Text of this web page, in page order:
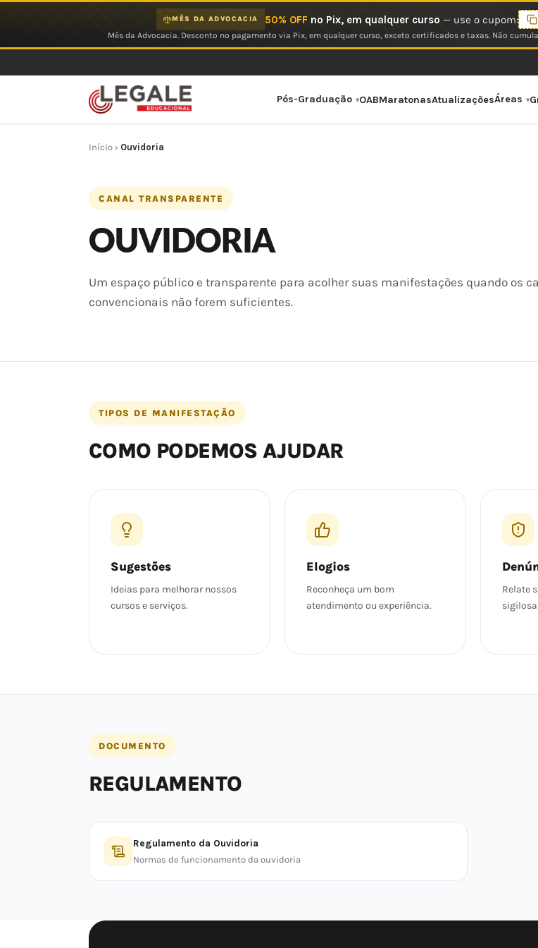
MÊS DA ADVOCACIA 50% OFF no Pix, em qualquer curso — use o cupom:
Mês da Advocacia. Desconto no pagamento via Pix, em qualquer curso, exceto certificados e taxas. Não
Pós-Graduação OABMaratonasAtualizaçõesÁreas
Início › Ouvidoria
CANAL TRANSPARENTE
OUVIDORIA
Um espaço público e transparente para acolher suas manifestações quando os
convencionais não forem suficientes.
TIPOS DE MANIFESTAÇÃO
COMO PODEMOS AJUDAR
Sugestões
Ideias para melhorar nossos
cursos e serviços.
Elogios
Reconheça um bom
atendimento ou experiência.
Relate
sigilosa
DOCUMENTO
REGULAMENTO
Regulamento da Ouvidoria
Normas de funcionamento da ouvidoria